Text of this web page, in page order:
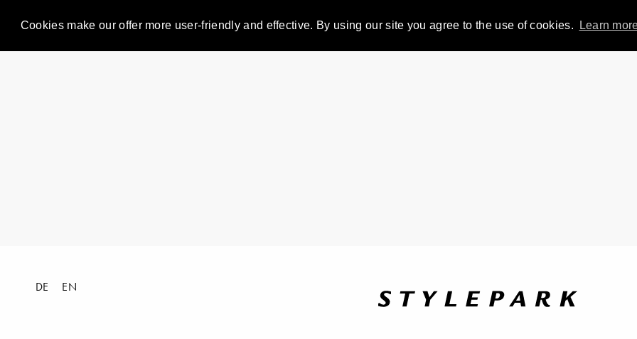
Cookies make our offer more user-friendly and effective. By using our site you agree to the use of cookies. Learn
DE EN